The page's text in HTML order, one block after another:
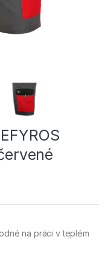
na práci v teplém